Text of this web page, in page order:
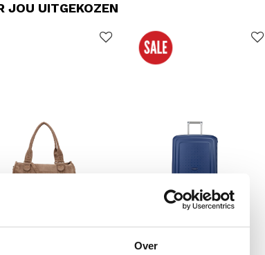
Over
JOU UITGEKOZEN
koffer / trolley /